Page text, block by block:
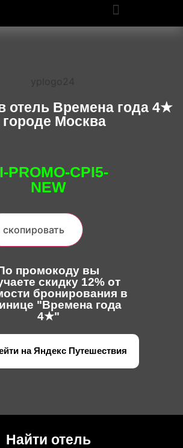
отель Времена года 4★
городе Москва
PROMO-CPI5-
NEW
скопировать
промокоду вы
скидку 12% от
бронирования в
"Времена года
4★"
на Яндекс Путешествия
Найти отель